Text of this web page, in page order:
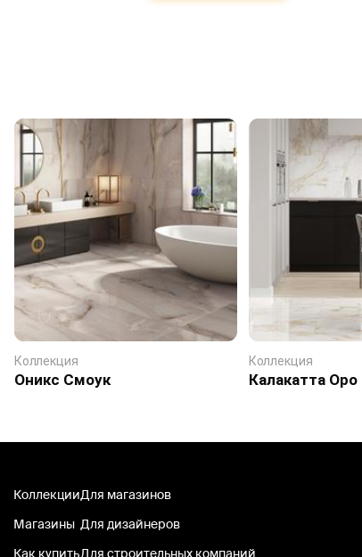
Коллекция
Оникс Смоук
Коллекция
Калакатта Оро
Коллекции
Магазины
Как купить
Для магазинов
Для дизайнеров
Для строительных компаний